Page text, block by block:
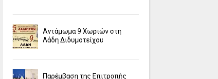
Αντάμωμα 9 Χωριών στη
Λάδη Διδυμοτείχου
Παρέμβαση της Επιτροπής